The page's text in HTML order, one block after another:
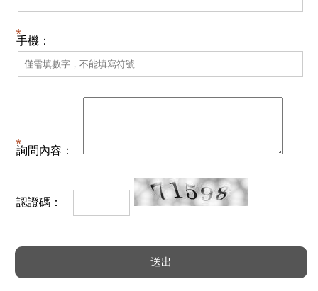
手機：
詢問內容：
認證碼：